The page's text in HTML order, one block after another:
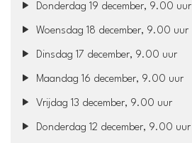
Donderdag 19 december, 9.00 uur
Woensdag 18 december, 9.00 uur
Dinsdag 17 december, 9.00 uur
Maandag 16 december, 9.00 uur
Vrijdag 13 december, 9.00 uur
Donderdag 12 december, 9.00 uur